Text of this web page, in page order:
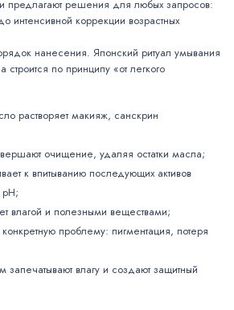
предлагают решения для любых запросов:
интенсивной коррекции возрастных
нанесения. Японский ритуал умывания
строится по принципу «от легкого
растворяет макияж, санскрин
очищение, удаляя остатки масла;
к впитыванию последующих активов
pH;
влагой и полезными веществами;
проблему: пигментация, потеря
запечатывают влагу и создают защитный